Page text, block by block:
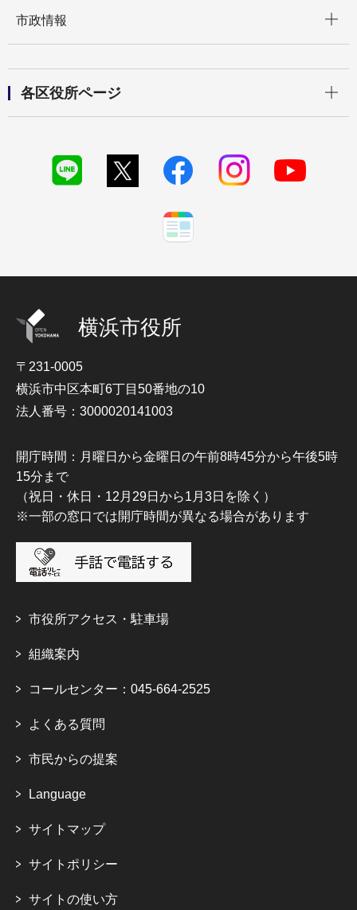
市政情報
各区役所ページ
横浜市役所
〒231-0005
横浜市中区本町6丁目50番地の10
法人番号：3000020141003
開庁時間：月曜日から金曜日の午前8時45分から午後5時
15分まで
（祝日・休日・12月29日から1月3日を除く）
※一部の窓口では開庁時間が異なる場合があります
市役所アクセス・駐車場
組織案内
コールセンター：045-664-2525
よくある質問
市民からの提案
Language
サイトマップ
サイトポリシー
サイトの使い方